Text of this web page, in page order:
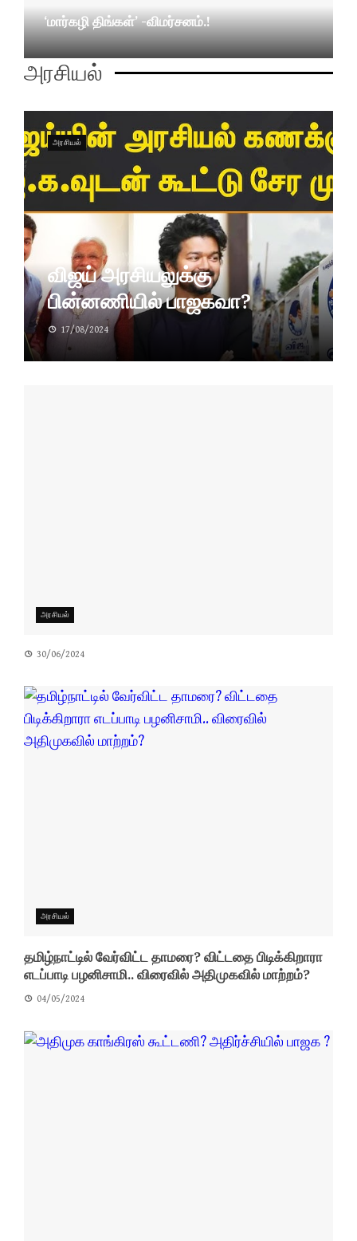
‘மார்கழி திங்கள்’ -விமர்சனம்.!
அரசியல்
விஜய் அரசியலுக்கு
பின்னணியில் பாஜகவா?
17/08/2024
அரசியல்
அரசியல்
30/06/2024
அரசியல்
தமிழ்நாட்டில் வேர்விட்ட தாமரை? விட்டதை பிடிக்கிறாரா
எடப்பாடி பழனிசாமி.. விரைவில் அதிமுகவில் மாற்றம்?
04/05/2024